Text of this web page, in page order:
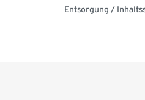
Entsorgung /